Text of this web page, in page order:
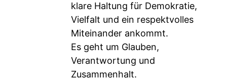
klare Haltung für Demokratie,
Vielfalt und ein respektvolles
Miteinander ankommt.
Es geht um Glauben,
Verantwortung und
Zusammenhalt.